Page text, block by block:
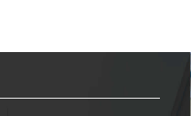
ΑΠΟ ΤΟ ΤΜΗΜΑ